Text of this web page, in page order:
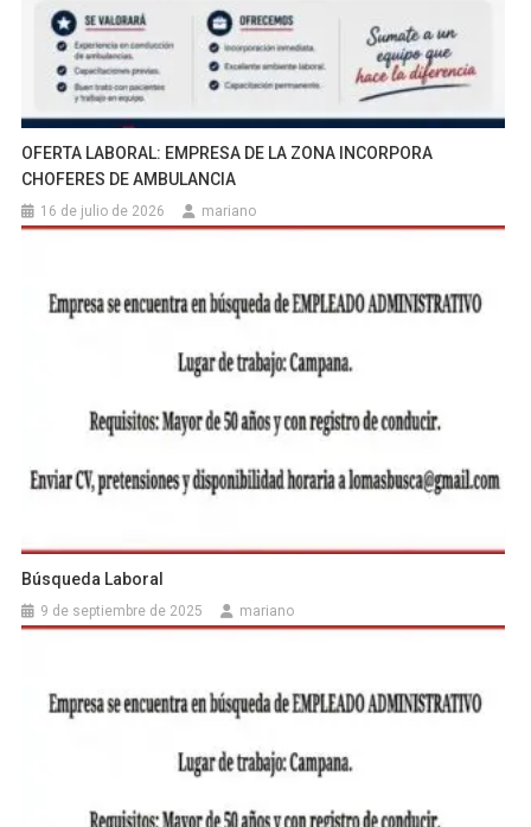
OFERTA LABORAL: EMPRESA DE LA ZONA INCORPORA
CHOFERES DE AMBULANCIA
16 de julio de 2026 mariano
Búsqueda Laboral
9 de septiembre de 2025 mariano